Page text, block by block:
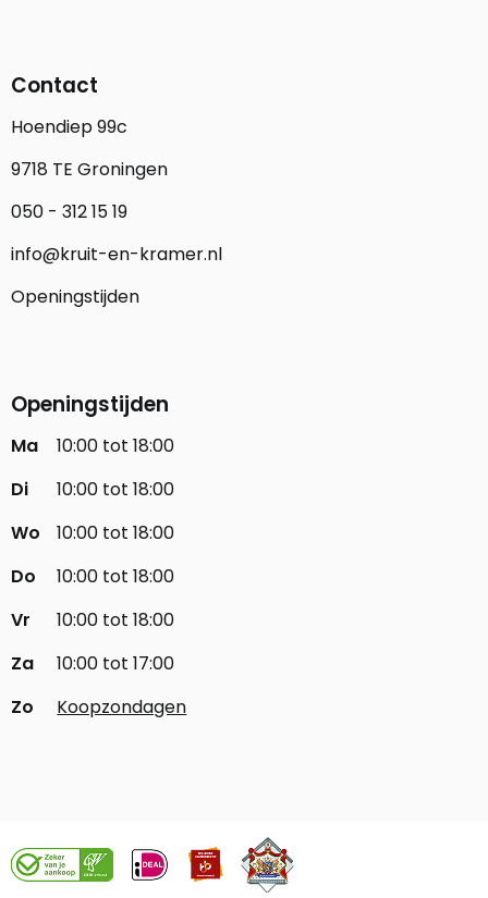
Contact
Hoendiep 99c
9718 TE Groningen
050 - 312 15 19
info@kruit-en-kramer.nl
Openingstijden
Openingstijden
Ma
10:00 tot 18:00
Di
10:00 tot 18:00
Wo
10:00 tot 18:00
Do
10:00 tot 18:00
Vr
10:00 tot 18:00
Za
10:00 tot 17:00
Zo
Koopzondagen